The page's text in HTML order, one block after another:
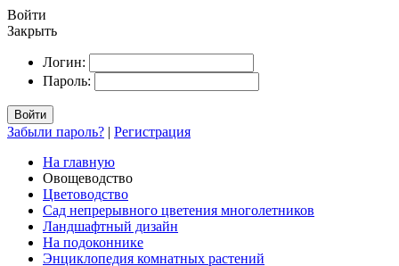
Войти
Закрыть
Логин:
Пароль:
Войти
Забыли пароль? | Регистрация
На главную
Овощеводство
Цветоводство
Сад непрерывного цветения многолетников
Ландшафтный дизайн
На подоконнике
Энциклопедия комнатных растений